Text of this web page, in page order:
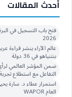
أحدث المقالات
فتح باب التسجيل في
2026
بنتنياهو في 36 دولة
ضمن المؤشر العالمي لرأي
التفاعل مع استطلاع تجربة
استمرار عطاء د. سارة
العام WAPOR